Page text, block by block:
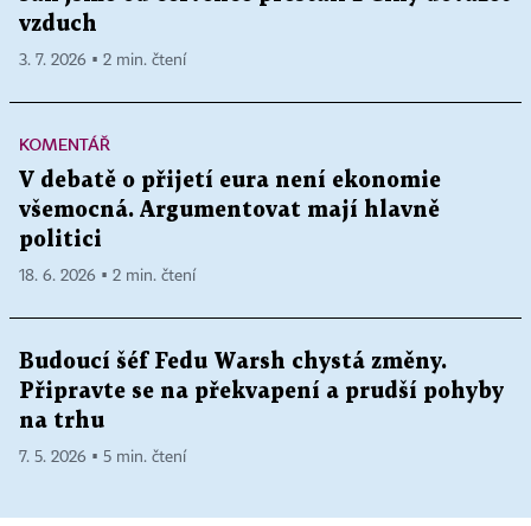
vzduch
3. 7. 2026 ▪ 2 min. čtení
KOMENTÁŘ
V debatě o přijetí eura není ekonomie
všemocná. Argumentovat mají hlavně
politici
18. 6. 2026 ▪ 2 min. čtení
Budoucí šéf Fedu Warsh chystá změny.
Připravte se na překvapení a prudší pohyby
na trhu
7. 5. 2026 ▪ 5 min. čtení